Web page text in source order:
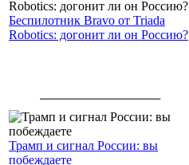
Беспилотник Bravo от Triada
Robotics: догонит ли он Россию?
Трамп и сигнал России: вы
побеждаете